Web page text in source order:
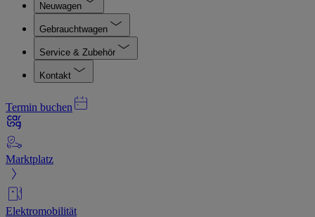
Neuwagen
Gebrauchtwagen
Service & Zubehör
Kontakt
Termin buchen
Marktplatz
Elektromobilität